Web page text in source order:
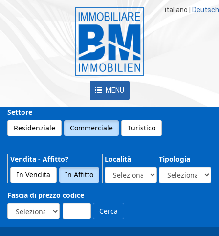
italiano Deutsch
MENU
Settore
Residenziale
Commerciale Turistico
Vendita - Affitto?
In Vendita
In Affitto
Località Tipologia
Fascia di prezzo codice
Cerca